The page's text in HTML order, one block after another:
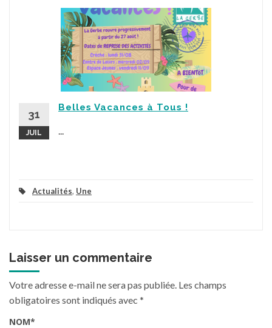
31
JUIL
Belles Vacances à Tous !
Actualités, Une
Laisser un commentaire
Votre adresse e-mail ne sera pas publiée. Les champs
obligatoires sont indiqués avec *
NOM*